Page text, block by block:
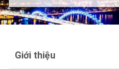
Giới thiệu